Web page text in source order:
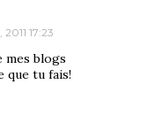
17:23
mes blogs
que tu fais!